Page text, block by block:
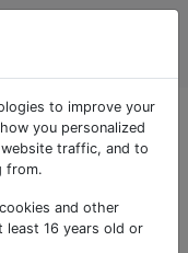
matériaux qui ne
to improve your
you personalized
traffic, and to
from.
and other
least 16 years old or